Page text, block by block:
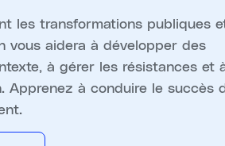
les transformations publiques
vous aidera à développer des
à gérer les résistances et
Apprenez à conduire le succès